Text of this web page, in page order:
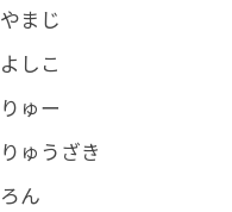
やまじ
よしこ
りゅー
りゅうざき
ろん